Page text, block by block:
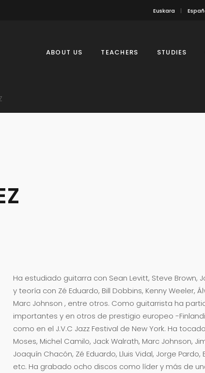
Euskara
ABOUT US TEACHERS STUDIES
Ha estudiado guitarra con Sean Levitt, Steve Brown,
y teoría con Zé Eduardo, Bill Dobbins, Kenny Weeler,
Marc Johnson , entre otros. Como guitarrista ha
importantes y en otros de prestigio europeo -
como en el J.V.C Jazz Festival de New York. Ha
Moses, Michel Camilo, Jack Walrath, Marc Johnson,
Joaquín Chacón, Zé Eduardo, Lluis Vidal, Jorge
etc. Ha grabado ocho discos como líder y más de